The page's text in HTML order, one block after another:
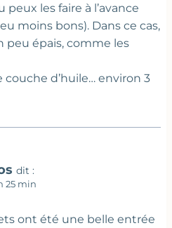
les faire à l’avance
moins bons). Dans ce cas,
peu épais, comme les
d’huile… environ 3
dit :
25 min
ont été une belle entrée